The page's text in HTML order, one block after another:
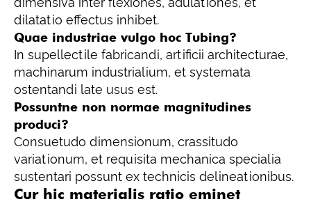
dilatatio effectus inhibet.
Quae industriae vulgo hoc Tubing?
In supellectile fabricandi, artificii architecturae,
machinarum industrialium, et systemata
ostentandi late usus est.
Possuntne non normae magnitudines
produci?
Consuetudo dimensionum, crassitudo
variationum, et requisita mechanica specialia
sustentari possunt ex technicis delineationibus.
Cur hic materialis ratio eminet